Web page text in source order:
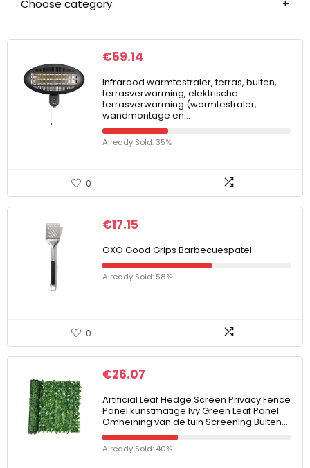
Choose category
€59.14
Infrarood warmtestraler, terras, buiten,
terrasverwarming, elektrische
terrasverwarming (warmtestraler,
wandmontage en…
Already Sold: 35%
0
€17.15
OXO Good Grips Barbecuespatel
Already Sold: 58%
0
€26.07
Artificial Leaf Hedge Screen Privacy Fence
Panel kunstmatige Ivy Green Leaf Panel
Omheining van de tuin Screening Buiten…
Already Sold: 40%